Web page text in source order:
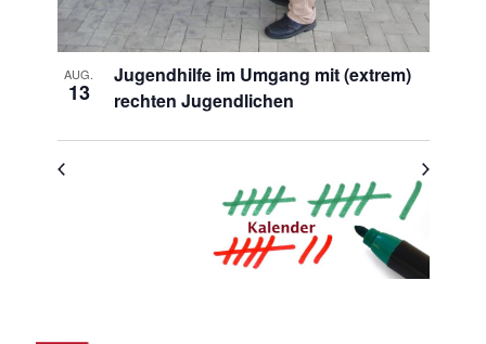
AUG.
13
Jugendhilfe im Umgang mit (extrem)
rechten Jugendlichen